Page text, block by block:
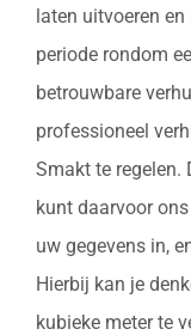
laten uitvoeren
periode rondom
betrouwbare
professioneel
Smakt te regelen.
kunt daarvoor
uw gegevens in,
Hierbij kan je
kubieke meter te